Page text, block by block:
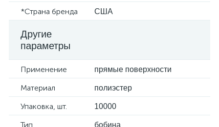
*Страна бренда США
Другие
параметры
Применение прямые поверхности
Материал полиэстер
Упаковка, шт. 10000
Тип бобина